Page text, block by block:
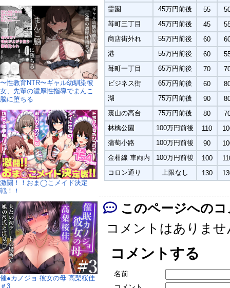
霊園
45万円前後 55
苺町三丁目
45万円前後 45
商店街外れ
55万円前後 60
港
55万円前後 60
苺町一丁目
65万円前後 70
ビジネス街
65万円前後 60
湖
75万円前後 90
裏山の高台
75万円前後 80
林檎公園
100万円前後 110
蒲萄小路
100万円前後 90
金柑線 車両内
100万円前後 100
コロン通り
上限なし 130
このページへの
コメントはありませ
コメントする
名前
〜性教育NTR〜ギャル幼馴染彼
女、先輩の濃厚性指導でまんこ
脳に堕ちる
激闘！！おま◯こメイド決定
戦！！
催●カノジョ 彼女の母 高梨桜佳
＃3